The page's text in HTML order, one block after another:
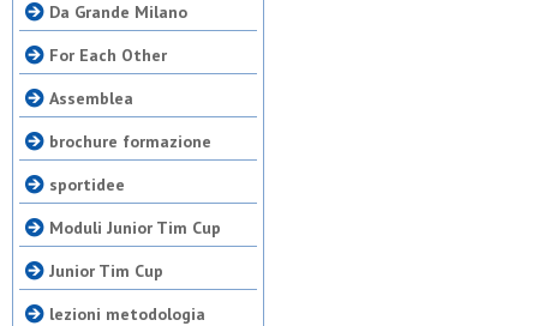
Da Grande Milano
For Each Other
Assemblea
brochure formazione
sportidee
Moduli Junior Tim Cup
Junior Tim Cup
lezioni metodologia